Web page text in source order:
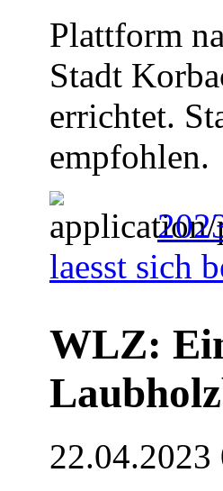
Plattform
Stadt
errichtet.
empfohlen.
laesst sich
WLZ:
22.04.2023